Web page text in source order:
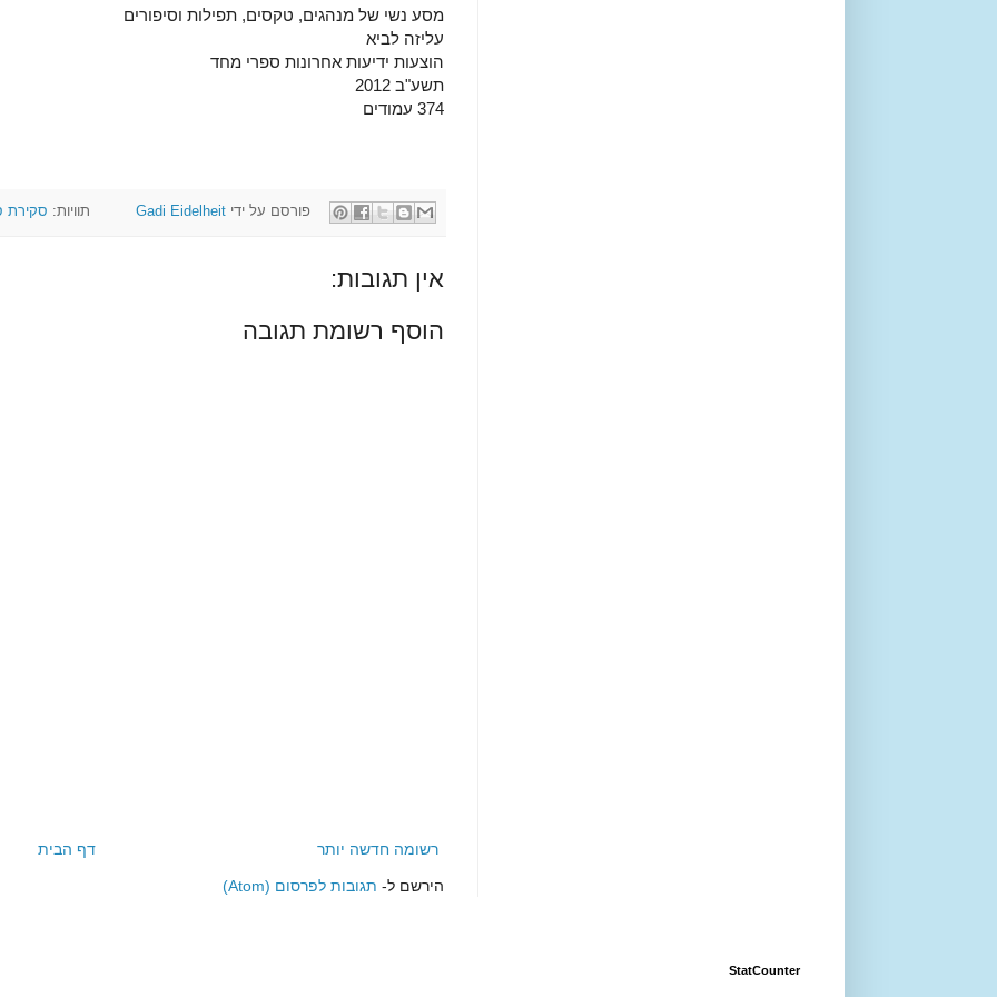
מסע נשי של מנהגים, טקסים, תפילות וסיפורים
עליזה לביא
הוצעות ידיעות אחרונות ספרי מחד
תשע"ב 2012
374 עמודים
פורסם על ידי Gadi Eidelheit תוויות: סקירת
אין תגובות:
הוסף רשומת תגובה
רשומה חדשה יותר דף הבית
הירשם ל- תגובות לפרסום (Atom)
StatCounter